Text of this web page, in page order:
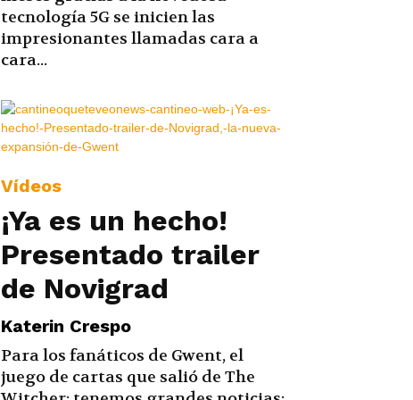
tecnología 5G se inicien las
impresionantes llamadas cara a
cara...
Vídeos
¡Ya es un hecho!
Presentado trailer
de Novigrad
Katerin Crespo
Para los fanáticos de Gwent, el
juego de cartas que salió de The